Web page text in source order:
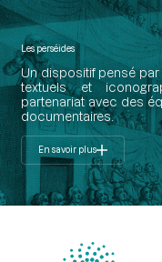
Les perséides
Un dispositif pensé
textuels et
partenariat avec des
documentaires.
En savoir plus